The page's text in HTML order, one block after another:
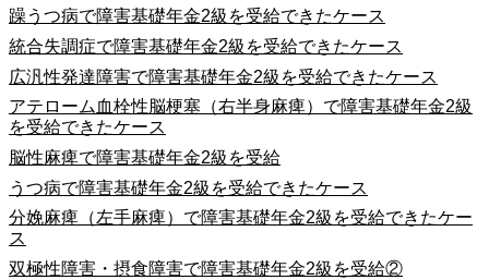
躁うつ病で障害基礎年金2級を受給できたケース
統合失調症で障害基礎年金2級を受給できたケース
広汎性発達障害で障害基礎年金2級を受給できたケース
アテローム血栓性脳梗塞（右半身麻痺）で障害基礎年金2級
を受給できたケース
脳性麻痺で障害基礎年金2級を受給
うつ病で障害基礎年金2級を受給できたケース
分娩麻痺（左手麻痺）で障害基礎年金2級を受給できたケー
ス
双極性障害・摂食障害で障害基礎年金2級を受給②